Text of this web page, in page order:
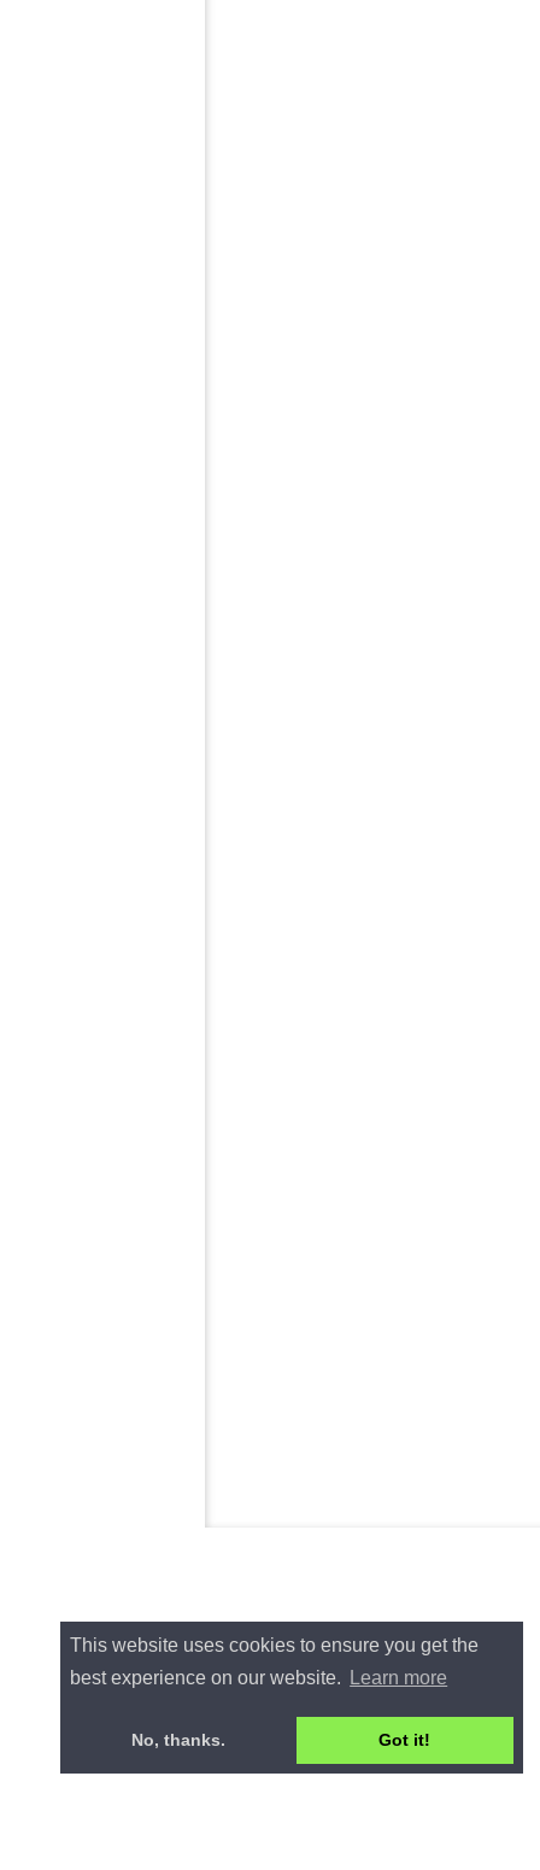
This website uses cookies to ensure you get the
best experience on our website.
Learn more
No, thanks. Got it!